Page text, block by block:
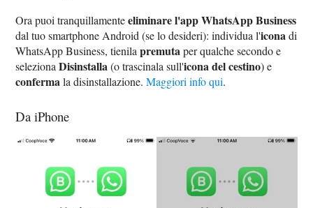
Ora puoi tranquillamenteeliminare l'app WhatsApp Business
dal tuo smartphone Android (se lo desideri): individua l'iconadi
WhatsApp Business, tienilapremutaper qualche secondo e
selezionaDisinstalla(o trascinala sull'icona del cestino) e
confermala disinstallazione.Maggiori info qui.
Da iPhone